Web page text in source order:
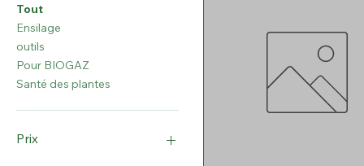
Tout
Ensilage
outils
Pour BIOGAZ
Santé des plantes
Prix